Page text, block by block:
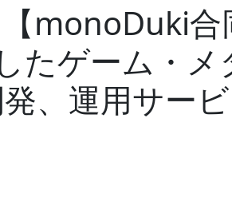
monoDuki合
たゲーム・メ
、運用サー